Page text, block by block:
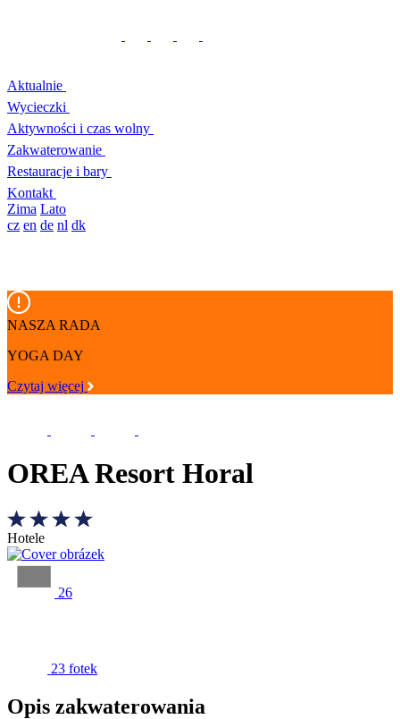
Aktualnie
Wycieczki
Aktywności i czas wolny
Zakwaterowanie
Restauracje i bary
Kontakt
Zima Lato
cz en de nl dk
NASZA RADA
YOGA DAY
Czytaj więcej
OREA Resort Horal
Hotele
26
23 fotek
Opis zakwaterowania